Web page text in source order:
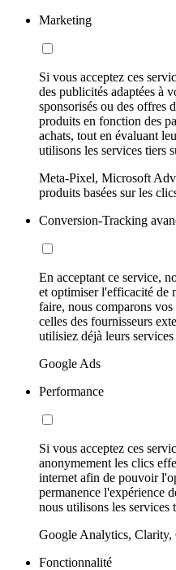
Marketing
Si vous acceptez ces
des publicités adaptées à
sponsorisés ou des offres
produits en fonction des
achats, tout en évaluant
utilisons les services tiers
Meta-Pixel, Microsoft
produits basées sur les
Conversion-Tracking
En acceptant ce service,
et optimiser l'efficacité de
faire, nous comparons
celles des fournisseurs
utilisiez déjà leurs services
Google Ads
Performance
Si vous acceptez ces
anonymement les clics
internet afin de pouvoir
permanence l'expérience
nous utilisons les services
Google Analytics,
Fonctionnalité